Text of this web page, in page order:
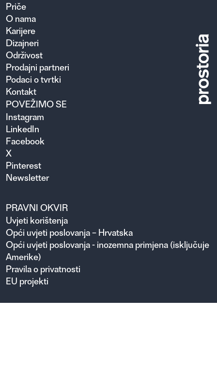
Priče
O nama
Karijere
Dizajneri
Održivost
Prodajni partneri
Podaci o tvrtki
Kontakt
POVEŽIMO SE
Instagram
LinkedIn
Facebook
X
Pinterest
Newsletter
PRAVNI OKVIR
Uvjeti korištenja
Opći uvjeti poslovanja – Hrvatska
Opći uvjeti poslovanja - inozemna primjena (isključuje
Amerike)
Pravila o privatnosti
EU projekti